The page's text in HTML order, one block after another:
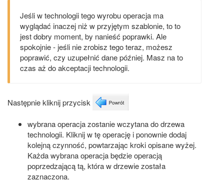
Jeśli w technologii tego wyrobu operacja ma
wyglądać inaczej niż w przyjętym szablonie, to to
jest dobry moment, by nanieść poprawki. Ale
spokojnie - jeśli nie zrobisz tego teraz, możesz
poprawić, czy uzupełnić dane później. Masz na to
czas aż do akceptacji technologii.
Następnie kliknij przycisk
wybrana operacja zostanie wczytana do drzewa
technologii. Kliknij w tę operację i ponownie dodaj
kolejną czynność, powtarzając kroki opisane wyżej.
Każda wybrana operacja będzie operacją
poprzedzającą tą, która w drzewie została
zaznaczona.